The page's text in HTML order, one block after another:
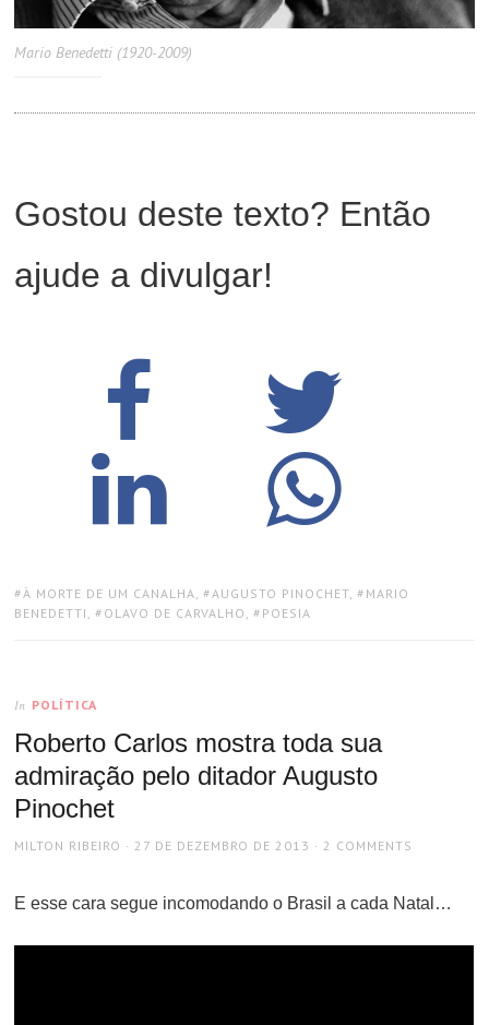
Mario Benedetti (1920-2009)
Gostou deste texto? Então
ajude a divulgar!
TAGS:
À MORTE DE UM CANALHA , AUGUSTO PINOCHET , MARIO
BENEDETTI , OLAVO DE CARVALHO , POESIA
In POLÍTICA
Roberto Carlos mostra toda sua
admiração pelo ditador Augusto
Pinochet
AUTHOR
MILTON RIBEIRO
POSTED
27 DE DEZEMBRO DE 2013 2 COMMENTS
E esse cara segue incomodando o Brasil a cada Natal…